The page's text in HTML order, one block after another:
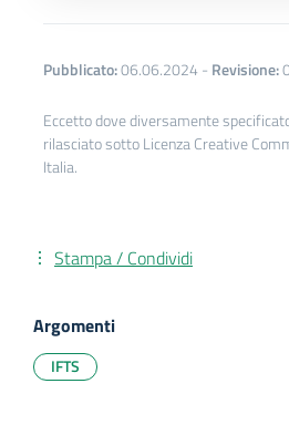
Pubblicato:06.06.2024- Revisione:
Eccetto dove diversamente
rilasciato sotto Licenza Creative
Italia.
Stampa / Condividi
Argomenti
IFTS